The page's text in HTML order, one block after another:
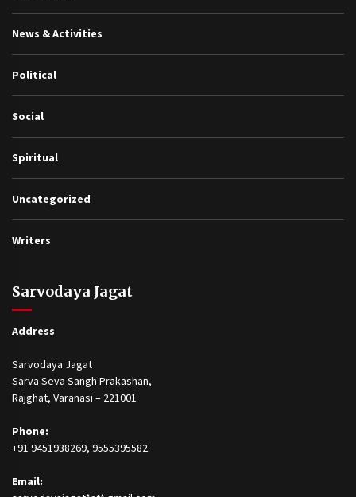
News & Activities
Political
Social
Spiritual
Uncategorized
Writers
Sarvodaya Jagat
Address
Sarvodaya Jagat
Sarva Seva Sangh Prakashan,
Rajghat, Varanasi – 221001
Phone:
+91 9451938269, 9555395582
Email: